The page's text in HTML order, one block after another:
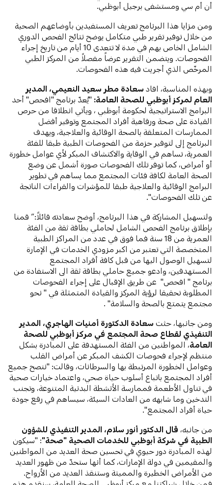
أن أم سي ومستشفى برجيل أبوظبي.
ومن مزايا هذا البرنامج تعريف المستفيدين بأوضاعهم الصحية
من خلال توفير تقرير طبي متكامل يوضح نتائج الفحص الدوري
الشامل الخاص بهم في مدة لا تتعدى 10 أيام من تاريخ إجراء
الفحوصات. ويتضمن التقرير عرضاً مفصلاً من المركز الطبي
المرخّص الذي أجريت فيه هذه الفحوصات.
وبهذه المناسبة، افادسعادة مطر سعيد النعيمي، المدير
العام لمركز أبوظبي للصحة العامة:"يُعدّ برنامج "افحص" أحد
البرامج الاستراتيجية لحكومة أبوظبي ، ويأتي انطلاقا من حرص
القيادة على صحة ورفاهية أفراد المجتمع وتوفير أفضل
الممارسات المتعلقة بالصحة الوقائية والعلاجية، ويهدف
البرنامج إلى لتوفير حزمة من الفحوصات الطبية طبقا للفئة
العمرية، تساهم في الوقاية والاكتشاف المبكر لأي عوامل خطورة
أو أمراض، كما توفر تلك الفحوصات صورة أشمل عن وضع
الصحة العامة لكافة فئات المجتمع مما يساهم في تطوير
البرامج الوقائية والعلاجية طبقا للمؤشرات والقراءات الناتجة
عن تلك الفحوصات".
ولتسهيل المشاركة في هذا البرنامج، أوضح سعادته قائلاً:” قمنا
بإطلاق برنامج الفحص الشامل لحاملي بطاقة ثقة من الفئة
العمرية من 18 سنة فما فوق في عدد من المراكز الطبية
المتخصصة التي تعتبر من اكبر مزودي الخدمات في الإمارة
لتسهيل الوصول اليها من قبل كافة أفراد المجتمع
المستهدفين، وادعو جميع حاملي بطاقة ثقة الى الاستفادة من
برنامج " افحص" عن طريق الإقبال على إجراء الفحوصات
المطلوبة تحقيقا لرؤية المركز والقيادة المتمثلة في " نحو
مجتمع يتمتع بالصحة والسلامة" .
ومن جانبها، حثتسعادة الدكتورة أمنيات الهاجري، المدير
التنفيذي لقطاع صحة المجتمع في مركز أبوظبي للصحة
العامة، المواطنين من الفئة المستهدفة على المبادرة بشكل
منتظم لإجراء فحوصات الكشف المبكر عن أمراض القلب
وعوامل الخطورة المرتبطة بها والسرطانات، وقالت: "ننصح جميع
أفراد المجتمع باتباع أسلوب حياة صحي، واعتماد خيارات صحية
في تناول الأطعمة فممارسة الأنشطة البدنية المتنوعة، وتجنب
التدخين وما شابهه من العادات السيئة، سيساهم في رفع جودة
حياة أفراد المجتمع".
من جانبه، قال الدكتور أنور سلام، المدير التنفيذي للشؤون
الطبية في شركة أبوظبي للخدمات الصحية "صحة": "سيكون
لهذه المبادرة دور حيوي في تحسين صحة العديد من المواطنين
والمقيمين في دولة الإمارات، كما أنها ستحدّ من ظهور العديد
من الأمراض الخطيرة والمميتة وستنقذ العديد من الأرواح.